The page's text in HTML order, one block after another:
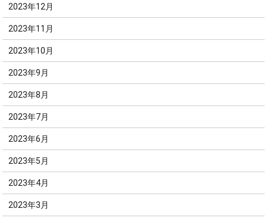
2023年12月
2023年11月
2023年10月
2023年9月
2023年8月
2023年7月
2023年6月
2023年5月
2023年4月
2023年3月